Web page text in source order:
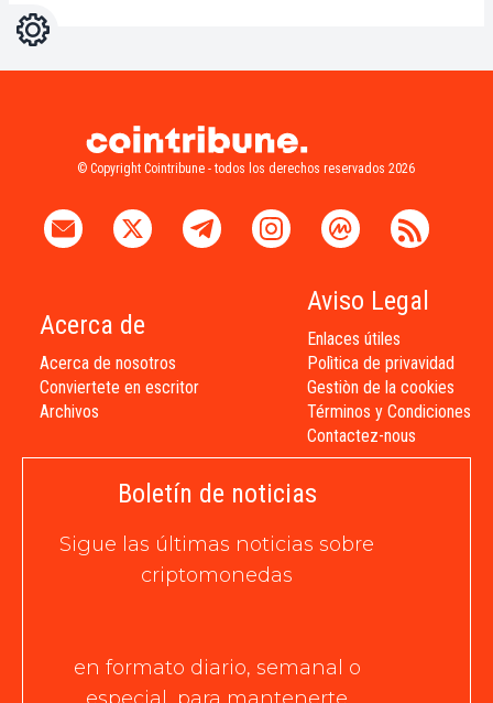
Ajustes
© Copyright Cointribune - todos los derechos reservados 2026
Acerca de
Acerca de nosotros
Conviertete en escritor
Archivos
Aviso Legal
Enlaces útiles
Polìtica de privavidad
Gestiòn de la cookies
Términos y Condiciones
Contactez-nous
Boletín de noticias
Sigue las últimas noticias sobre
criptomonedas
en formato diario, semanal o